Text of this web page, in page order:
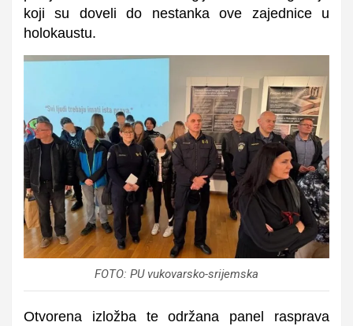
koji su doveli do nestanka ove zajednice u
holokaustu.
FOTO: PU vukovarsko-srijemska
Otvorena izložba te održana panel rasprava